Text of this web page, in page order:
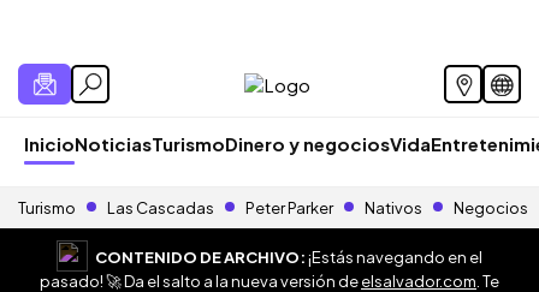
InicioNoticiasTurismoDinero y negociosVida
Turismo Las Cascadas Peter Parker Nativos Negocios
CONTENIDO DE ARCHIVO:¡Estás navegando en el
pasado! 🚀 Da el salto a la nueva versión deelsalvador.com . Te